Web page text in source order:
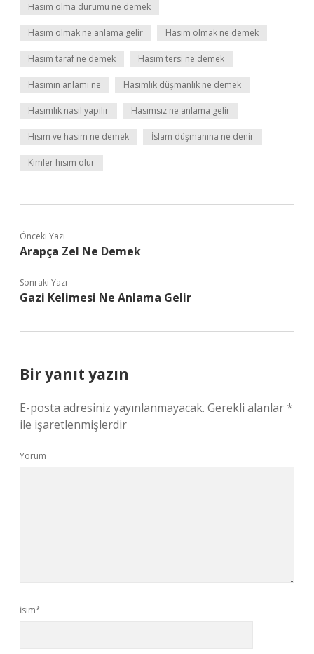
Hasım olma durumu ne demek
Hasım olmak ne anlama gelir Hasım olmak ne demek
Hasım taraf ne demek Hasım tersi ne demek
Hasımın anlamı ne Hasımlık düşmanlık ne demek
Hasımlık nasıl yapılır Hasımsız ne anlama gelir
Hısım ve hasım ne demek İslam düşmanına ne denir
Kimler hısım olur
Önceki Yazı
Arapça Zel Ne Demek
Sonraki Yazı
Gazi Kelimesi Ne Anlama Gelir
Bir yanıt yazın
E-posta adresiniz yayınlanmayacak. Gerekli alanlar*
ile işaretlenmişlerdir
Yorum
İsim*